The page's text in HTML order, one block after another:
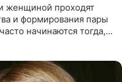
женщиной проходят
и формирования пары
начинаются тогда,